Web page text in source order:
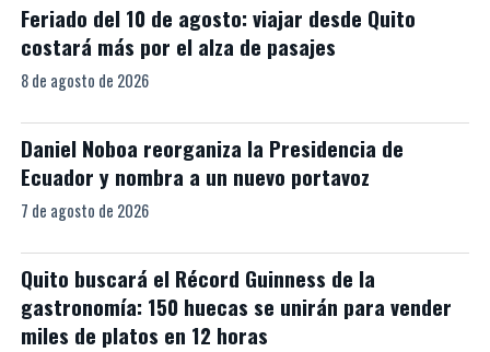
Feriado del 10 de agosto: viajar desde Quito
costará más por el alza de pasajes
8 de agosto de 2026
Daniel Noboa reorganiza la Presidencia de
Ecuador y nombra a un nuevo portavoz
7 de agosto de 2026
Quito buscará el Récord Guinness de la
gastronomía: 150 huecas se unirán para vender
miles de platos en 12 horas